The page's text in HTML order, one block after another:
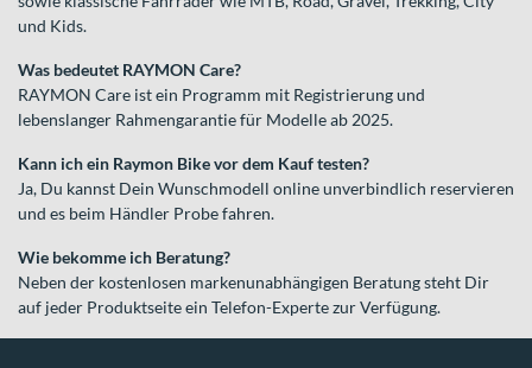
und Kids.
Was bedeutet RAYMON Care?
RAYMON Care ist ein Programm mit Registrierung und
lebenslanger Rahmengarantie für Modelle ab 2025.
Kann ich ein Raymon Bike vor dem Kauf testen?
Ja, Du kannst Dein Wunschmodell online unverbindlich reservieren
und es beim Händler Probe fahren.
Wie bekomme ich Beratung?
Neben der kostenlosen markenunabhängigen Beratung steht Dir
auf jeder Produktseite ein Telefon-Experte zur Verfügung.